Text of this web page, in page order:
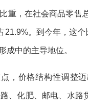
重，在社会商品零售
21.9%。到今年，这
成中的主导地位。
，价格结构性调整
、化肥、邮电、水